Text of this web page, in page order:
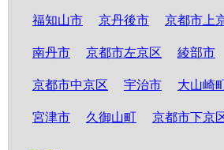
福知山市 京丹後市 京都市上
南丹市 京都市左京区 綾部市
京都市中京区 宇治市 大山崎
宮津市 久御山町 京都市下京